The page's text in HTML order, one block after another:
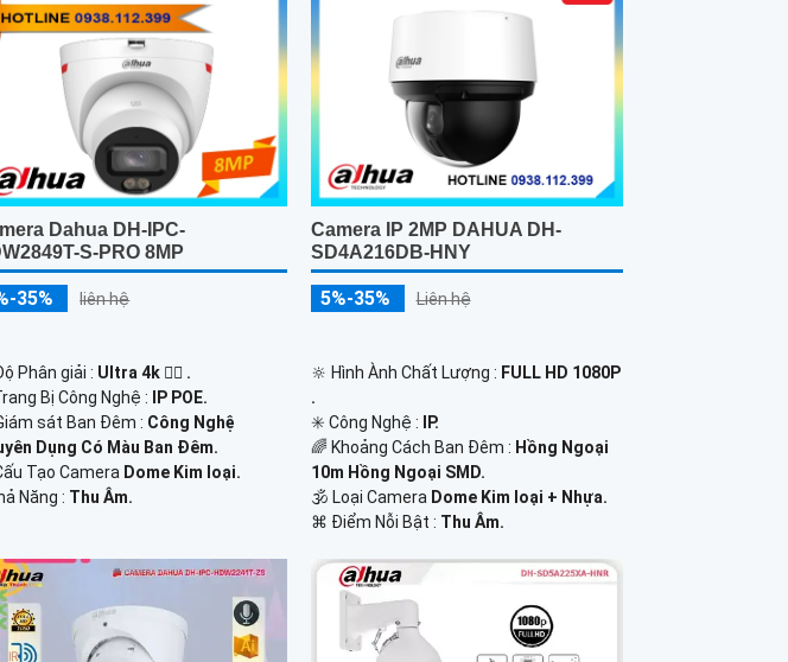
Dahua DH-IPC-
S-PRO 8MP
35% liên hệ
Phân giải : Ultra 4k 👍🏾 .
Bị Công Nghệ :
IP POE.
sát Ban Đêm : Công Nghệ
Dụng Có Màu Ban Ðêm.
Tạo Camera Dome Kim loại.
Năng : Thu Âm.
Camera IP 2MP DAHUA DH-
SD4A216DB-HNY
5%-35% Liên hệ
🔆 Hình Ành Chất Lượng : FULL HD 1080P
.
✳️ Công Nghệ :
IP.
🌈 Khoảng Cách Ban Đêm : Hồng Ngoại
10m Hồng Ngoại SMD.
🕉️ Loại Camera Dome Kim loại + Nhựa.
️⌘ Điểm Nỗi Bật : Thu Âm.